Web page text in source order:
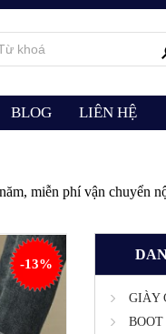
BLOG LIÊN HỆ
miễn phí vận chuyển
-13%
GIÀY
BOOT